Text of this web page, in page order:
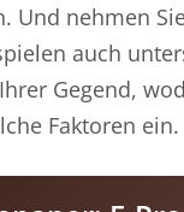
Und nehmen
auch
Gegend,
Faktoren ein.